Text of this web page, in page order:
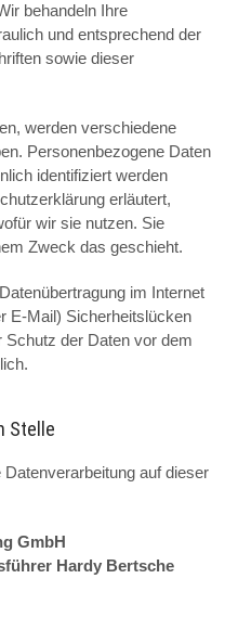
behandeln Ihre
und entsprechend der
sowie dieser
werden verschiedene
Personenbezogene Daten
identifiziert werden
erläutert,
wir sie nutzen. Sie
Zweck das geschieht.
im Internet
E-Mail) Sicherheitslücken
der Daten vor dem
Stelle
auf dieser
GmbH
Hardy Bertsche